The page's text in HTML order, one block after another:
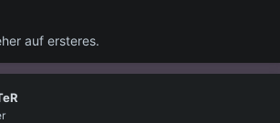
auf ersteres.